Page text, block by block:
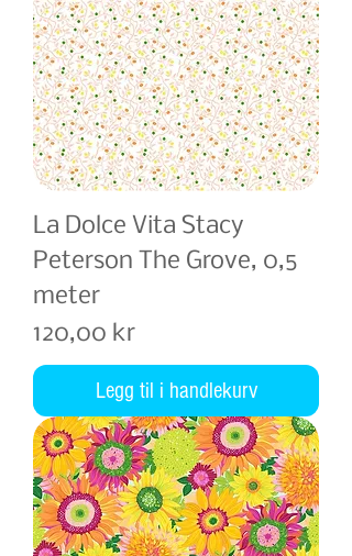
La Dolce Vita Stacy
Peterson The Grove, 0,5
meter
Pris
120,00 kr
Legg til i handlekurv